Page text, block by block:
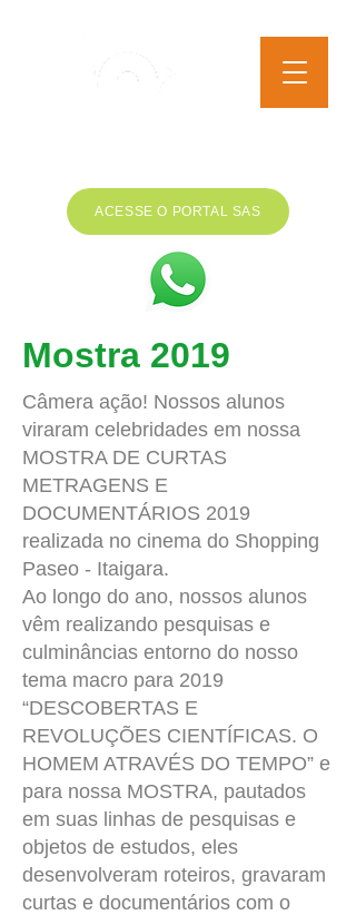
ACESSE O PORTAL SAS
Mostra 2019
Câmera ação! Nossos alunos
viraram celebridades em nossa
MOSTRA DE CURTAS
METRAGENS E
DOCUMENTÁRIOS 2019
realizada no cinema do Shopping
Paseo - Itaigara.
Ao longo do ano, nossos alunos
vêm realizando pesquisas e
culminâncias entorno do nosso
tema macro para 2019
“DESCOBERTAS E
REVOLUÇÕES CIENTÍFICAS. O
HOMEM ATRAVÉS DO TEMPO” e
para nossa MOSTRA, pautados
em suas linhas de pesquisas e
objetos de estudos, eles
desenvolveram roteiros, gravaram
curtas e documentários com o